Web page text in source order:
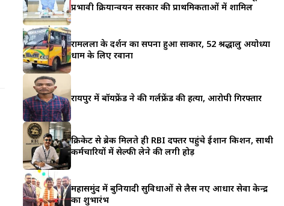
प्रभावी क्रियान्वयन सरकार की प्राथमिकताओं में शामिल
रामलला के दर्शन का सपना हुआ साकार, 52 श्रद्धालु अयोध्या
धाम के लिए रवाना
रायपुर में बॉयफ्रेंड ने की गर्लफ्रेंड की हत्या, आरोपी गिरफ्तार
क्रिकेट से ब्रेक मिलते ही RBI दफ्तर पहुंचे ईशान किशन, साथी
कर्मचारियों में सेल्फी लेने की लगी होड़
महासमुंद में बुनियादी सुविधाओं से लैस नए आधार सेवा केन्द्र
का शुभारंभ
a